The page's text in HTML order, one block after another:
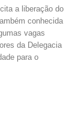
a liberação do
conhecida
vagas
da Delegacia
para o